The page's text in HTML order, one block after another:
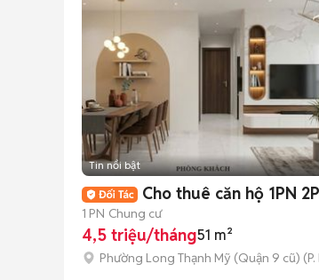
Tin nổi bật
Cho thuê căn hộ 1PN
1 PN Chung cư
4,5 triệu/tháng51 m²
Phường Long Thạnh Mỹ (Quận 9 cũ) (